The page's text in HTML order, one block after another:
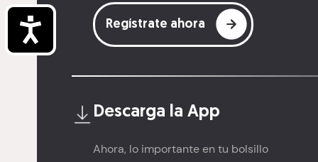
AccesibilidadRegístrate ahora
Descarga laApp
Ahora, lo importante en tu bolsillo